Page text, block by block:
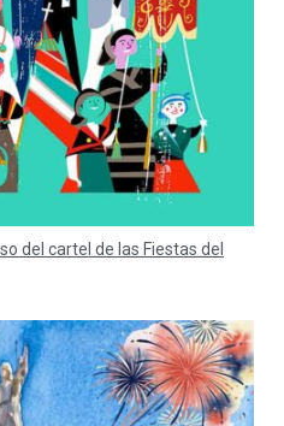
del cartel de las Fiestas del